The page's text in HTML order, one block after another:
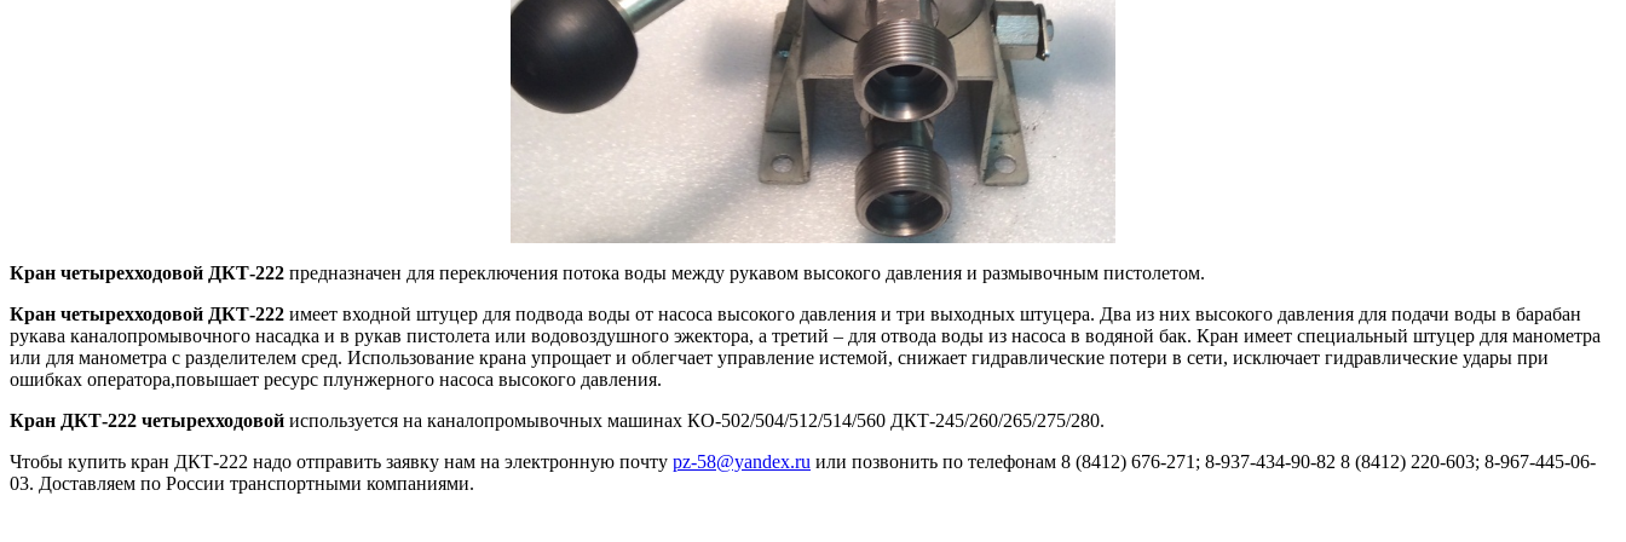
Кран четырехходовой ДКТ-222 предназначен для переключения потока воды между рукавом высокого давления и размывочным пистолетом.
Кран четырехходовой ДКТ-222 имеет входной штуцер для подвода воды от насоса высокого давления и три выходных штуцера. Два из них высокого давления для подачи воды в барабан
рукава каналопромывочного насадка и в рукав пистолета или водовоздушного эжектора, а третий – для отвода воды из насоса в водяной бак. Кран имеет специальный штуцер для манометра
или для манометра с разделителем сред. Использование крана упрощает и облегчает управление истемой, снижает гидравлические потери в сети, исключает гидравлические удары при
ошибках оператора,повышает ресурс плунжерного насоса высокого давления.
Кран ДКТ-222 четырехходовой используется на каналопромывочных машинах КО-502/504/512/514/560 ДКТ-245/260/265/275/280.
Чтобы купить кран ДКТ-222 надо отправить заявку нам на электронную почту pz-58@yandex.ru или позвонить по телефонам 8 (8412) 676-271; 8-937-434-90-82 8 (8412) 220-603; 8-967-445-06-
03. Доставляем по России транспортными компаниями.